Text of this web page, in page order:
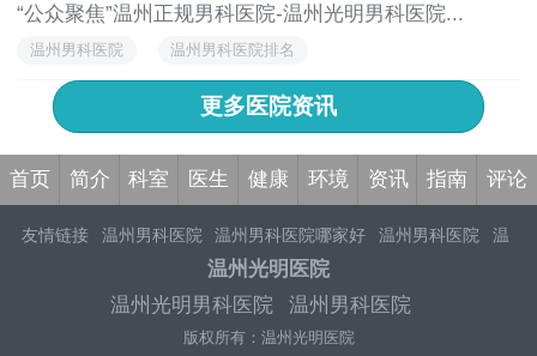
“公众聚焦”温州正规男科医院-温州光明男科医院...
温州男科医院 温州男科医院排名
更多医院资讯
首页 简介 科室 医生 健康 环境 资讯 指南 评论
友情链接 温州男科医院 温州男科医院哪家好 温州男科医院
温
温州男科医院哪家好比较好
温州正规男科医院
温州男科医院排行 温州推荐男科医院
温州男科医院好不好 温州男科医院专业男科
温州光明医院
温州光明男科医院
温州男科医院
版权所有：温州光明医院